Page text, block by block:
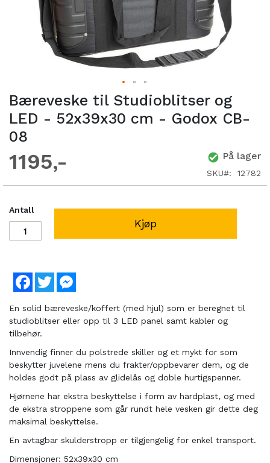
Bæreveske til Studioblitser og
LED - 52x39x30 cm - Godox CB-
08
1195 På lager
SKU 12782
Antall
Kjøp
Facebook
Twitter
En solid bæreveske/koffert (med hjul) som er beregnet til
studioblitser eller opp til 3 LED panel samt kabler og
tilbehør.
Innvendig finner du polstrede skiller og et mykt for som
beskytter juvelene mens du frakter/oppbevarer dem, og de
holdes godt på plass av glidelås og doble hurtigspenner.
Hjørnene har ekstra beskyttelse i form av hardplast, og med
de ekstra stroppene som går rundt hele vesken gir dette deg
maksimal beskyttelse.
En avtagbar skulderstropp er tilgjengelig for enkel transport.
Dimensjoner: 52x39x30 cm